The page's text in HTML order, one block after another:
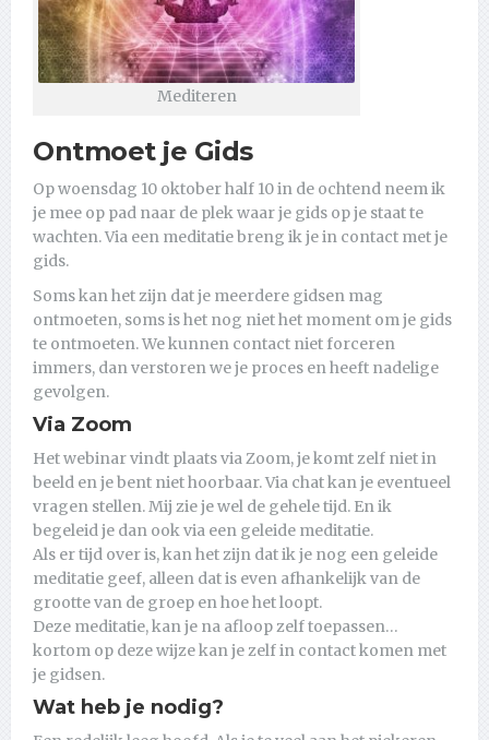
Mediteren
Ontmoet je Gids
Op woensdag 10 oktober half 10 in de ochtend neem ik
je mee op pad naar de plek waar je gids op je staat te
wachten. Via een meditatie breng ik je in contact met je
gids.
Soms kan het zijn dat je meerdere gidsen mag
ontmoeten, soms is het nog niet het moment om je gids
te ontmoeten. We kunnen contact niet forceren
immers, dan verstoren we je proces en heeft nadelige
gevolgen.
Via Zoom
Het webinar vindt plaats via Zoom, je komt zelf niet in
beeld en je bent niet hoorbaar. Via chat kan je eventueel
vragen stellen. Mij zie je wel de gehele tijd. En ik
begeleid je dan ook via een geleide meditatie.
Als er tijd over is, kan het zijn dat ik je nog een geleide
meditatie geef, alleen dat is even afhankelijk van de
grootte van de groep en hoe het loopt.
Deze meditatie, kan je na afloop zelf toepassen…
kortom op deze wijze kan je zelf in contact komen met
je gidsen.
Wat heb je nodig?